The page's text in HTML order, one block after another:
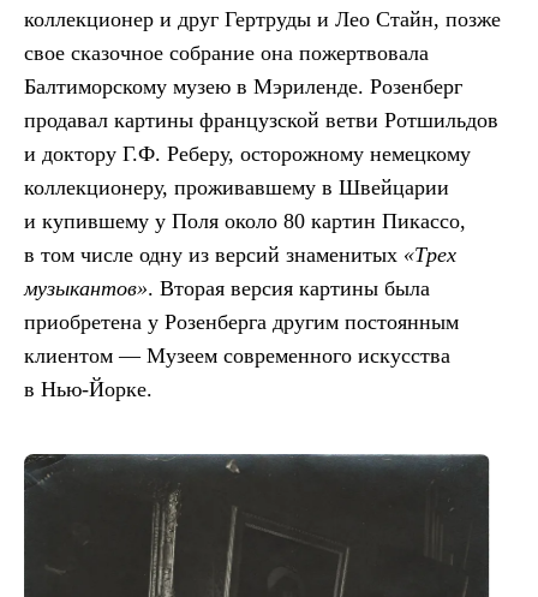
коллекционер и друг Гертруды и Лео Стайн, позже
свое сказочное собрание она пожертвовала
Балтиморскому музею в Мэриленде. Розенберг
продавал картины французской ветви Ротшильдов
и доктору Г.Ф. Реберу, осторожному немецкому
коллекционеру, проживавшему в Швейцарии
и купившему у Поля около 80 картин Пикассо,
в том числе одну из версий знаменитых «Трех
музыкантов». Вторая версия картины была
приобретена у Розенберга другим постоянным
клиентом — Музеем современного искусства
в Нью-Йорке.